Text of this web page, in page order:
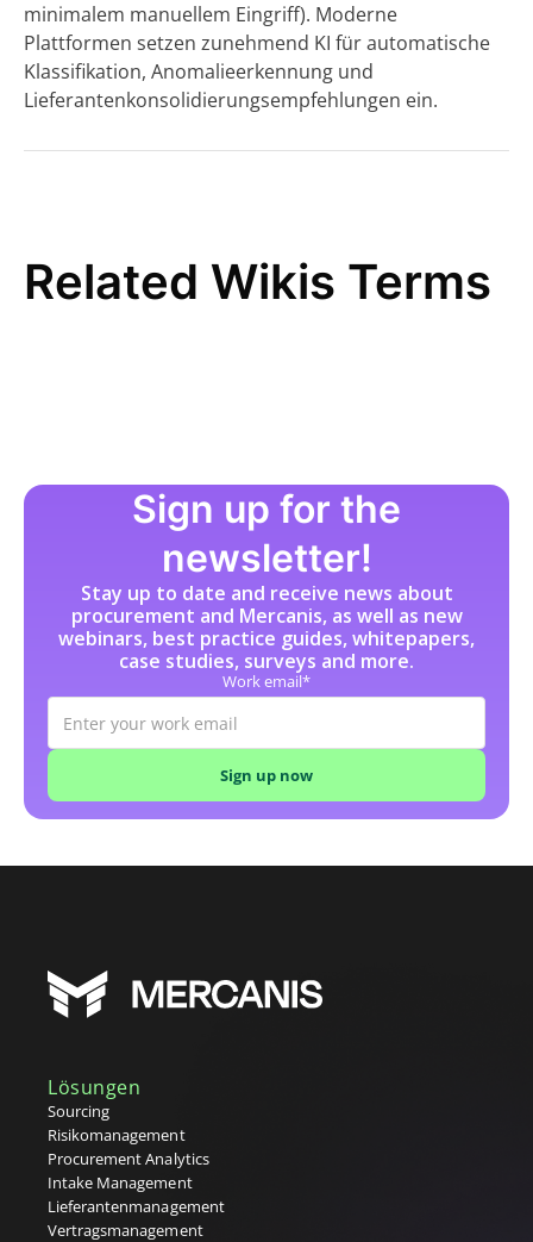
minimalem manuellem Eingriff). Moderne
Plattformen setzen zunehmend KI für automatische
Klassifikation, Anomalieerkennung und
Lieferantenkonsolidierungsempfehlungen ein.
Related Wikis Terms
Sign up for the
newsletter!
Stay up to date and receive news about
procurement and Mercanis, as well as new
webinars, best practice guides, whitepapers,
case studies, surveys and more.
Work email*
Lösungen
Sourcing
Risikomanagement
Procurement Analytics
Intake Management
Lieferantenmanagement
Vertragsmanagement